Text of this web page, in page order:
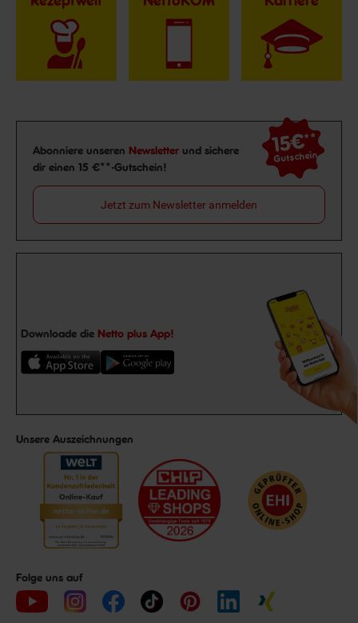
Newsletter Anmeldung
Abonniere unseren Newsletter und sichere
dir einen 15 €**-Gutschein!
15€**
Gutschein
Jetzt zum Newsletter anmelden
Downloade die Netto plus App!
Unsere Auszeichnungen
Folge uns auf